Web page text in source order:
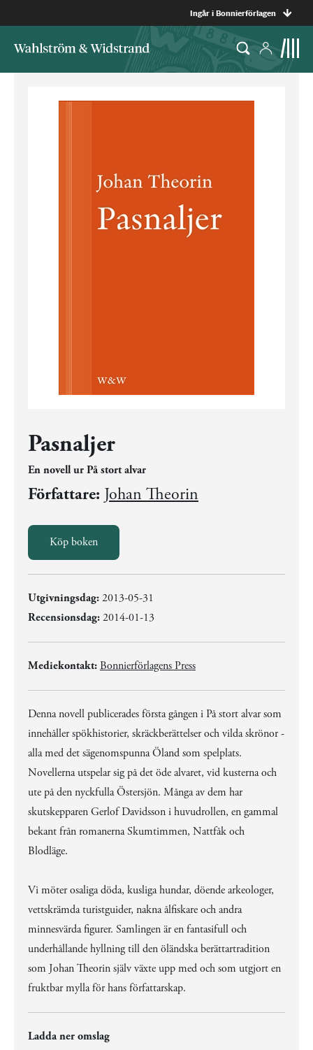
Ingår i Bonnierförlagen
Pasnaljer
En novell ur På stort alvar
Författare: Johan Theorin
Köp boken
Utgivningsdag:2013-05-31
Recensionsdag:2014-01-13
Mediekontakt: Bonnierförlagens Press
Denna novell publicerades första gången i På stort alvar som
innehåller spökhistorier, skräckberättelser och vilda skrönor -
alla med det sägenomspunna Öland som spelplats.
Novellerna utspelar sig på det öde alvaret, vid kusterna och
ute på den nyckfulla Östersjön. Många av dem har
skutskepparen Gerlof Davidsson i huvudrollen, en gammal
bekant från romanerna Skumtimmen, Nattfåk och
Blodläge.
Vi möter osaliga döda, kusliga hundar, döende arkeologer,
vettskrämda turistguider, nakna ålfiskare och andra
minnesvärda figurer. Samlingen är en fantasifull och
underhållande hyllning till den öländska berättartradition
som Johan Theorin själv växte upp med och som utgjort en
fruktbar mylla för hans författarskap.
Ladda ner omslag